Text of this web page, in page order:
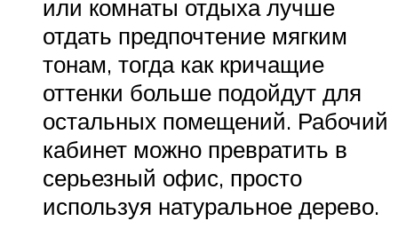
или комнаты отдыха лучше
отдать предпочтение мягким
тонам, тогда как кричащие
оттенки больше подойдут для
остальных помещений. Рабочий
кабинет можно превратить в
серьезный офис, просто
используя натуральное дерево.